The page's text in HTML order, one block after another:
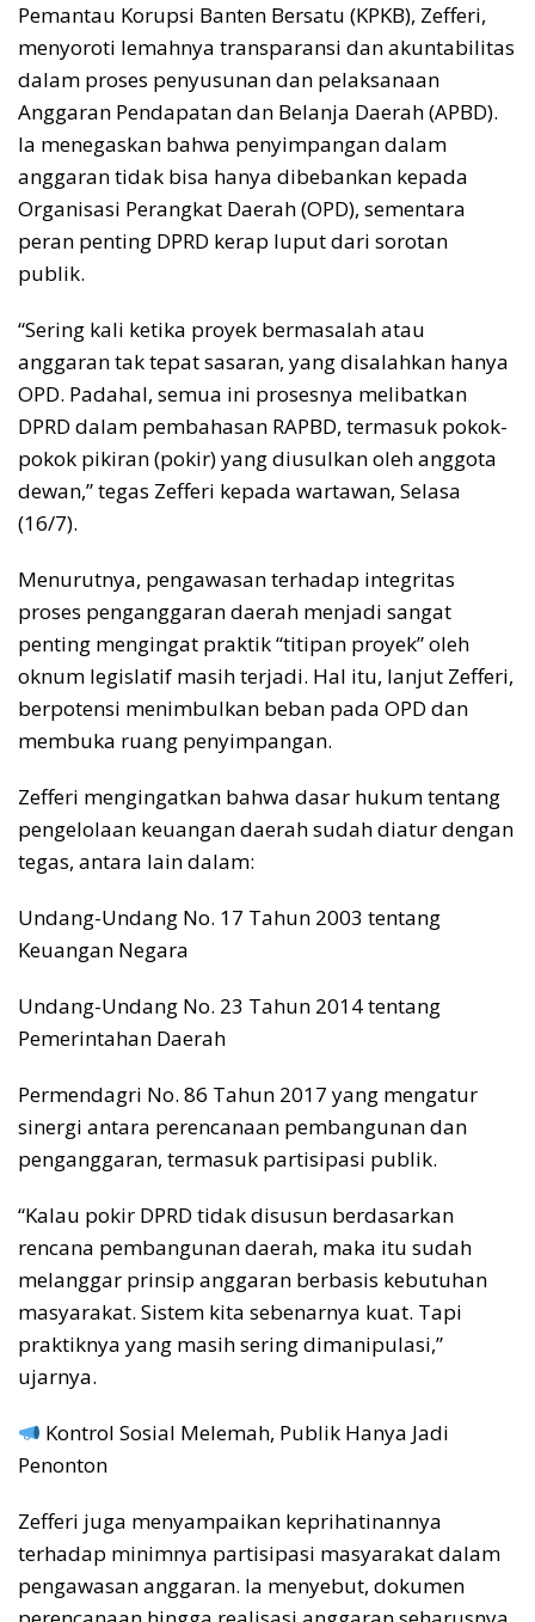
Pemantau Korupsi Banten Bersatu (KPKB), Zefferi,
menyoroti lemahnya transparansi dan akuntabilitas
dalam proses penyusunan dan pelaksanaan
Anggaran Pendapatan dan Belanja Daerah (APBD).
Ia menegaskan bahwa penyimpangan dalam
anggaran tidak bisa hanya dibebankan kepada
Organisasi Perangkat Daerah (OPD), sementara
peran penting DPRD kerap luput dari sorotan
publik.
“Sering kali ketika proyek bermasalah atau
anggaran tak tepat sasaran, yang disalahkan hanya
OPD. Padahal, semua ini prosesnya melibatkan
DPRD dalam pembahasan RAPBD, termasuk pokok-
pokok pikiran (pokir) yang diusulkan oleh anggota
dewan,” tegas Zefferi kepada wartawan, Selasa
(16/7).
Menurutnya, pengawasan terhadap integritas
proses penganggaran daerah menjadi sangat
penting mengingat praktik “titipan proyek” oleh
oknum legislatif masih terjadi. Hal itu, lanjut Zefferi,
berpotensi menimbulkan beban pada OPD dan
membuka ruang penyimpangan.
Zefferi mengingatkan bahwa dasar hukum tentang
pengelolaan keuangan daerah sudah diatur dengan
tegas, antara lain dalam:
Undang-Undang No. 17 Tahun 2003 tentang
Keuangan Negara
Undang-Undang No. 23 Tahun 2014 tentang
Pemerintahan Daerah
Permendagri No. 86 Tahun 2017 yang mengatur
sinergi antara perencanaan pembangunan dan
penganggaran, termasuk partisipasi publik.
“Kalau pokir DPRD tidak disusun berdasarkan
rencana pembangunan daerah, maka itu sudah
melanggar prinsip anggaran berbasis kebutuhan
masyarakat. Sistem kita sebenarnya kuat. Tapi
praktiknya yang masih sering dimanipulasi,”
ujarnya.
Kontrol Sosial Melemah, Publik Hanya Jadi
Penonton
Zefferi juga menyampaikan keprihatinannya
terhadap minimnya partisipasi masyarakat dalam
pengawasan anggaran. Ia menyebut, dokumen